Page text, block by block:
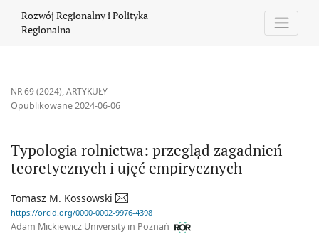
Rozwój Regionalny i Polityka
Regionalna
NR 69 (2024),ARTYKUŁY
Typologia rolnictwa: przegląd zagadnień
teoretycznych i ujęć empirycznych
Opublikowane 2024-06-06
Tomasz M. Kossowski
https://orcid.org/0000-0002-9976-4398
Adam Mickiewicz University in Poznań